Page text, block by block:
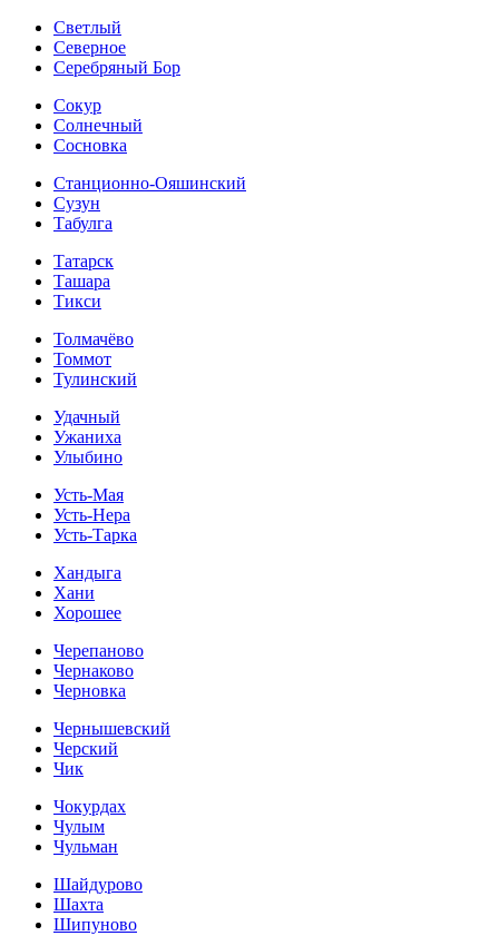
Светлый
Северное
Серебряный Бор
Сокур
Солнечный
Сосновка
Станционно-Ояшинский
Сузун
Табулга
Татарск
Ташара
Тикси
Толмачёво
Томмот
Тулинский
Удачный
Ужаниха
Улыбино
Усть-Мая
Усть-Нера
Усть-Тарка
Хандыга
Хани
Хорошее
Черепаново
Чернаково
Черновка
Чернышевский
Черский
Чик
Чокурдах
Чулым
Чульман
Шайдурово
Шахта
Шипуново